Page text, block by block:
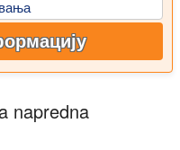
napredna